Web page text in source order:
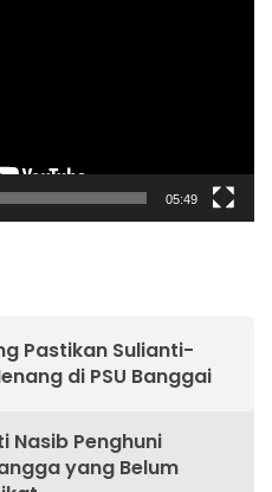
05:49
Pastikan Sulianti-
di PSU Banggai
Nasib Penghuni
yang Belum